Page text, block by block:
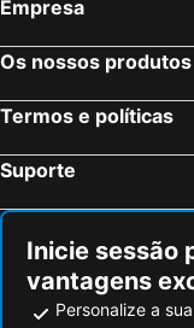
Lake Buena Vista, Flórida
Empresa
Os nossos produtos
Termos e políticas
Suporte
Inicie sessão
vantagens
Personalize a